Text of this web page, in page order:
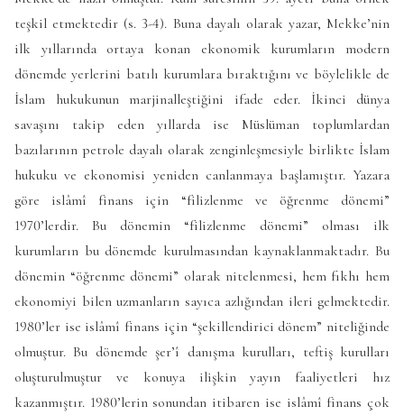
teşkil etmektedir (s. 3-4). Buna dayalı olarak yazar, Mekke’nin
ilk yıllarında ortaya konan ekonomik kurumların modern
dönemde yerlerini batılı kurumlara bıraktığını ve böylelikle de
İslam hukukunun marjinalleştiğini ifade eder. İkinci dünya
savaşını takip eden yıllarda ise Müslüman toplumlardan
bazılarının petrole dayalı olarak zenginleşmesiyle birlikte İslam
hukuku ve ekonomisi yeniden canlanmaya başlamıştır. Yazara
göre islâmî finans için “filizlenme ve öğrenme dönemi”
1970’lerdir. Bu dönemin “filizlenme dönemi” olması ilk
kurumların bu dönemde kurulmasından kaynaklanmaktadır. Bu
dönemin “öğrenme dönemi” olarak nitelenmesi, hem fıkhı hem
ekonomiyi bilen uzmanların sayıca azlığından ileri gelmektedir.
1980’ler ise islâmî finans için “şekillendirici dönem” niteliğinde
olmuştur. Bu dönemde şer’î danışma kurulları, teftiş kurulları
oluşturulmuştur ve konuya ilişkin yayın faaliyetleri hız
kazanmıştır. 1980’lerin sonundan itibaren ise islâmî finans çok